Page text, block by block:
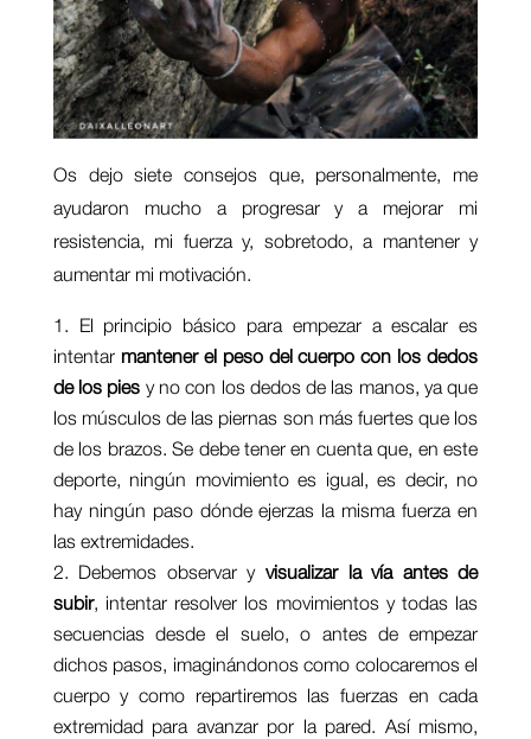
Os dejo siete consejos que, personalmente, me
ayudaron mucho a progresar y a mejorar mi
resistencia, mi fuerza y, sobretodo, a mantener y
aumentar mi motivación.
El principio básico para empezar a escalar es
intentar mantener el peso del cuerpo con los dedos
de los pies y no con los dedos de las manos, ya que
los músculos de las piernas son más fuertes que los
de los brazos. Se debe tener en cuenta que, en este
deporte, ningún movimiento es igual, es decir, no
hay ningún paso dónde ejerzas la misma fuerza en
las extremidades.
Debemos observar yvisualizar la vía antes de
subir, intentar resolver los movimientos y todas las
secuencias desde el suelo, o antes de empezar
dichos pasos, imaginándonos como colocaremos el
cuerpo y como repartiremos las fuerzas en cada
extremidad para avanzar por la pared. Así mismo,